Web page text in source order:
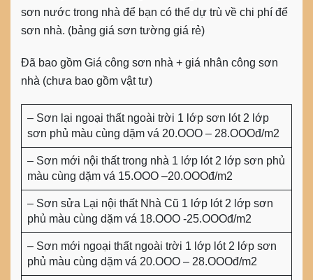
sơn nước trong nhà để bạn có thể dự trù về chi phí để
sơn nhà. (bảng giá sơn tường giá rẻ)
Đã bao gồm Giá công sơn nhà + giá nhân công sơn
nhà (chưa bao gồm vật tư)
– Sơn lại ngoại thất ngoài trời 1 lớp sơn lót 2 lớp
sơn phủ màu cùng dặm vá 20.OOO – 28.OOOđ/m2
– Sơn mới nội thất trong nhà 1 lớp lót 2 lớp sơn phủ
màu cùng dặm vá 15.OOO –20.OOOđ/m2
– Sơn sửa Lại nội thất Nhà Cũ 1 lớp lót 2 lớp sơn
phủ màu cùng dặm vá 18.OOO -25.OOOđ/m2
– Sơn mới ngoại thất ngoài trời 1 lớp lót 2 lớp sơn
phủ màu cùng dặm vá 20.OOO – 28.OOOđ/m2